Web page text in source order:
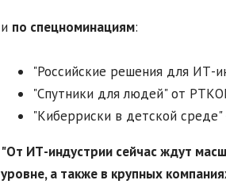
и по спецноминациям:
"Российские решения для ИТ-
"Спутники для людей" от
"Киберриски в детской
"От ИТ-индустрии сейчас ждут
уровне, а также в крупных